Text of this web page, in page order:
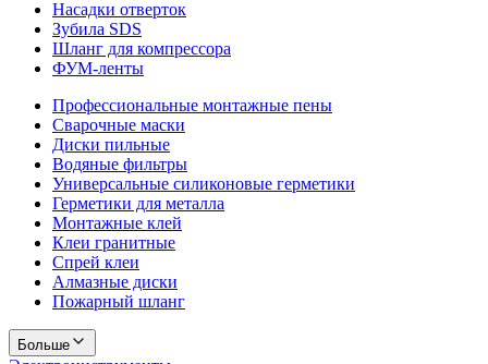
Насадки отверток
Зубила SDS
Шланг для компрессора
ФУМ-ленты
Профессиональные монтажные пены
Сварочные маски
Диски пильные
Водяные фильтры
Универсальные силиконовые герметики
Герметики для металла
Монтажные клей
Клеи гранитные
Спрей клеи
Алмазные диски
Пожарный шланг
Больше